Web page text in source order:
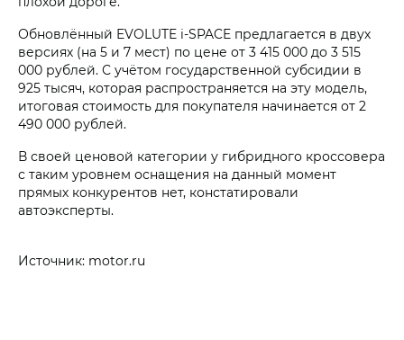
Обновлённый EVOLUTE i‑SPACE предлагается в двух
версиях (на 5 и 7 мест) по цене от 3 415 000 до 3 515
000 рублей. С учётом государственной субсидии в
925 тысяч, которая распространяется на эту модель,
итоговая стоимость для покупателя начинается от 2
490 000 рублей.
В своей ценовой категории у гибридного кроссовера
с таким уровнем оснащения на данный момент
прямых конкурентов нет, констатировали
автоэксперты.
Источник: motor.ru